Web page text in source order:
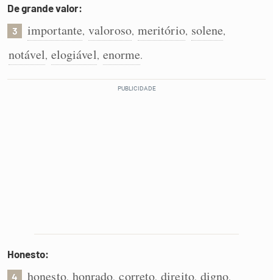
Dicionário
Sinônimos
De grande valor:
3 importante, valoroso, meritório, solene,
notável, elogiável, enorme.
Honesto:
4 honesto, honrado, correto, direito, digno,